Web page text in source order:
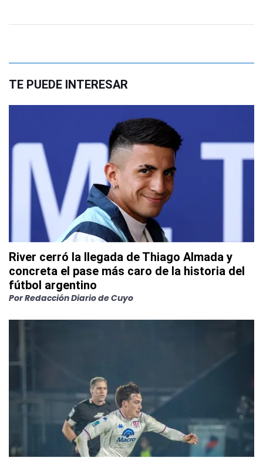
TE PUEDE INTERESAR
River cerró la llegada de Thiago Almada y
concreta el pase más caro de la historia del
fútbol argentino
PorRedacción Diario de Cuyo